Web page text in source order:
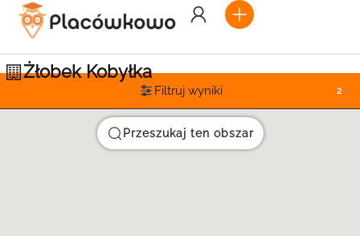
Żłobek Kobyłka
Filtruj wyniki 2
Przeszukaj ten obszar